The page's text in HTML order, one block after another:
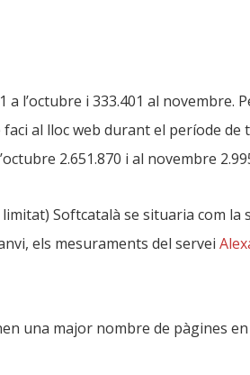
l’octubre i 333.401 al novembre.
al lloc web durant el període de
2.651.870 i al novembre
Softcatalà se situaria com la
els mesuraments del servei
una major nombre de pàgines